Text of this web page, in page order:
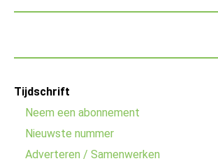
Footer
menu
Tijdschrift
Neem een abonnement
Nieuwste nummer
Adverteren / Samenwerken